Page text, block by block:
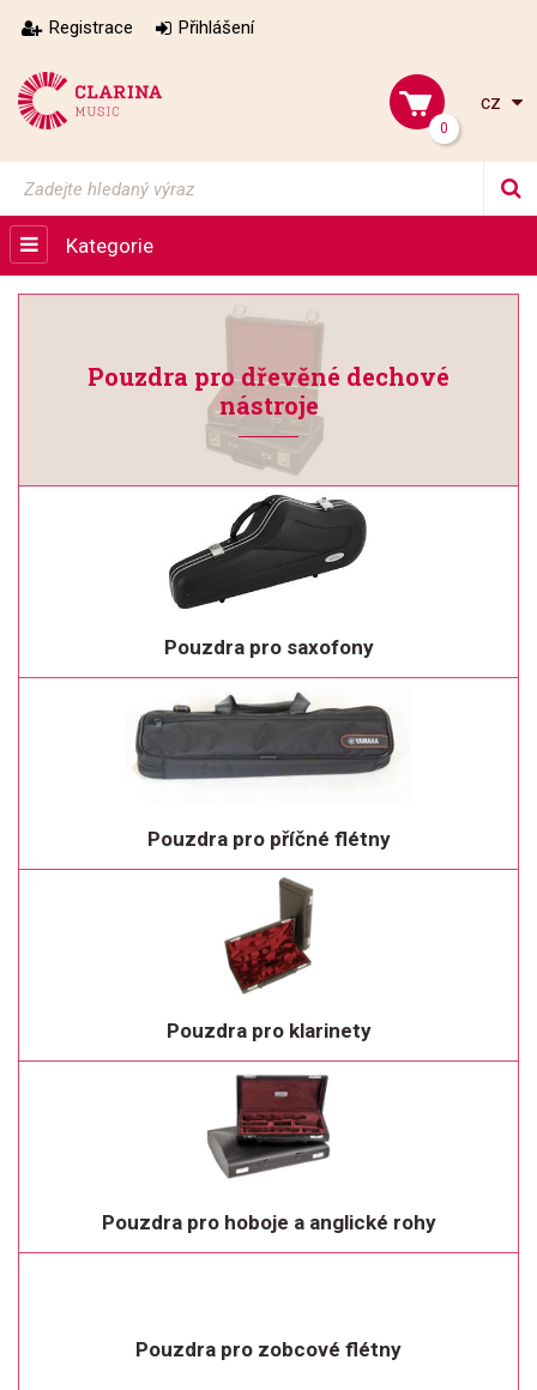
Registrace Přihlášení
0
cz
Kategorie
Pouzdra pro dřevěné dechové
nástroje
Pouzdra pro saxofony
Pouzdra pro příčné flétny
Pouzdra pro klarinety
Pouzdra pro hoboje a anglické rohy
Pouzdra pro zobcové flétny